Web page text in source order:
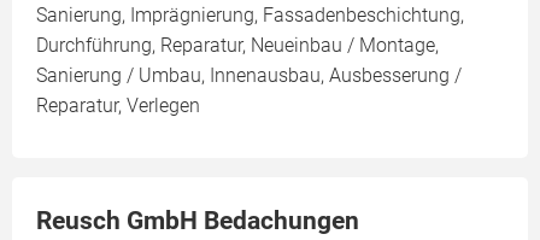
Sanierung, Imprägnierung, Fassadenbeschichtung,
Durchführung, Reparatur, Neueinbau / Montage,
Sanierung / Umbau, Innenausbau, Ausbesserung /
Reparatur, Verlegen
Reusch GmbH Bedachungen